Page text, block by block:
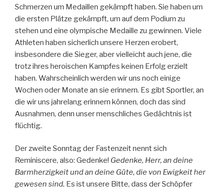
Schmerzen um Medaillen gekämpft haben. Sie haben um
die ersten Plätze gekämpft, um auf dem Podium zu
stehen und eine olympische Medaille zu gewinnen. Viele
Athleten haben sicherlich unsere Herzen erobert,
insbesondere die Sieger, aber vielleicht auch jene, die
trotz ihres heroischen Kampfes keinen Erfolg erzielt
haben. Wahrscheinlich werden wir uns noch einige
Wochen oder Monate an sie erinnern. Es gibt Sportler, an
die wir uns jahrelang erinnern können, doch das sind
Ausnahmen, denn unser menschliches Gedächtnis ist
flüchtig.
Der zweite Sonntag der Fastenzeit nennt sich
Reminiscere, also: Gedenke! Gedenke, Herr, an deine
Barmherzigkeit und an deine Güte, die von Ewigkeit her
gewesen sind. Es ist unsere Bitte, dass der Schöpfer